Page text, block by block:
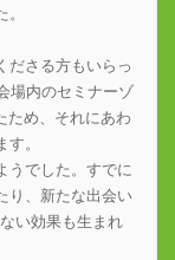
ださる方もいらっ
場内のセミナーゾ
ため、それにあわ
。
うでした。すでに
り、新たな出会い
い効果も生まれ